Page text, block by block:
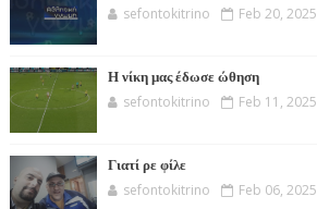
sefontokitrino Feb 20, 2025
Η νίκη μας έδωσε ώθηση
sefontokitrino Feb 11, 2025
Γιατί ρε φίλε
sefontokitrino Feb 06, 2025